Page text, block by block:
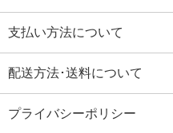
支払い方法について
配送方法･送料について
プライバシーポリシー